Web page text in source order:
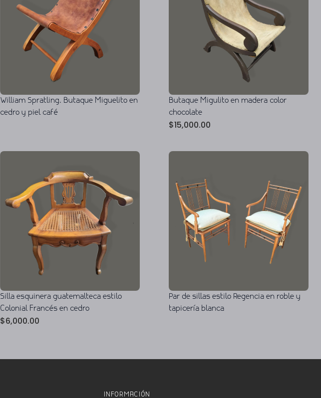
William Spratling. Butaque Miguelito en
cedro y piel café
Butaque Migulito en madera color
chocolate
$15,000.00
Silla esquinera guatemalteca estilo
Colonial Francés en cedro
$6,000.00
Par de sillas estilo Regencia en roble y
tapicería blanca
INFORMACIÓN